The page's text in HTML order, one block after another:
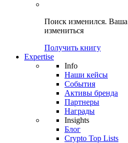
Поиск изменился. Ваша
измениться
Получить книгу
Expertise
Info
Наши кейсы
События
Активы бренда
Партнеры
Награды
Insights
Блог
Crypto Top Lists